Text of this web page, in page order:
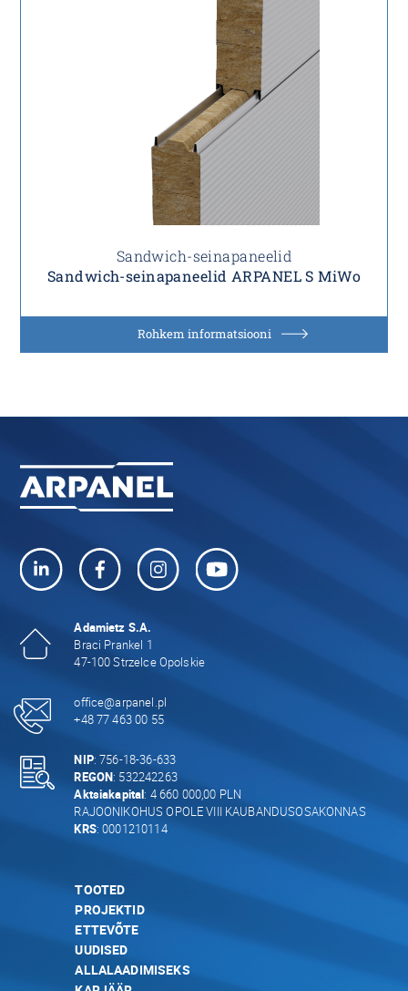
Sandwich-seinapaneelid
Sandwich-seinapaneelid ARPANEL S MiWo
Rohkem informatsiooni
Adamietz S.A.
Braci Prankel 1
47-100 Strzelce Opolskie
office@arpanel.pl
+48 77 463 00 55
NIP: 756-18-36-633
REGON: 532242263
Aktsiakapital: 4 660 000,00 PLN
RAJOONIKOHUS OPOLE VIII KAUBANDUSOSAKONNAS
KRS: 0001210114
TOOTED
PROJEKTID
ETTEVÕTE
UUDISED
ALLALAADIMISEKS